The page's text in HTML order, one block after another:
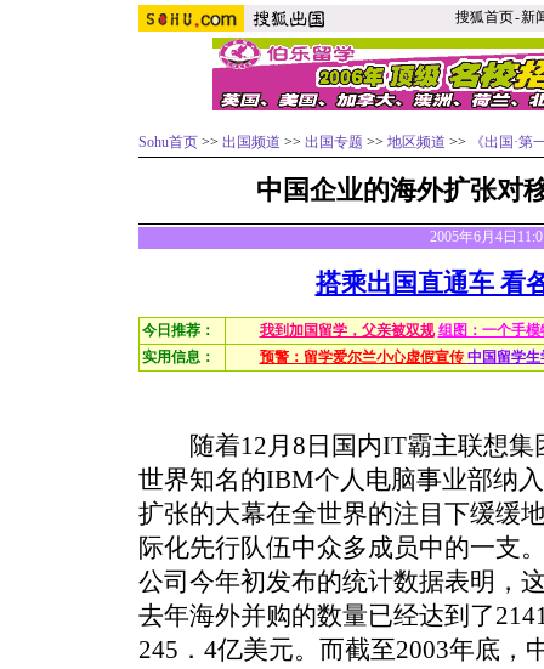
搜狐首页-新
Sohu首页 >> 出国频道 >> 出国专题 >> 地区频道 >> 《出国·第
中国企业的海外扩张对
2005年6月4日
搭乘出国直通车 看
今日推荐： 我到加国留学，父亲被双规 组图：一个手
实用信息：
预警：留学爱尔兰小心虚假宣传 中国留学
随着12月8日国内IT霸主联想集
世界知名的IBM个人电脑事业部纳
扩张的大幕在全世界的注目下缓缓
际化先行队伍中众多成员中的一支
公司今年初发布的统计数据表明，
去年海外并购的数量已经达到了
245．4亿美元。而截至2003年底，